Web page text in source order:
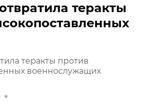
теракты
теракты против
военнослужащих